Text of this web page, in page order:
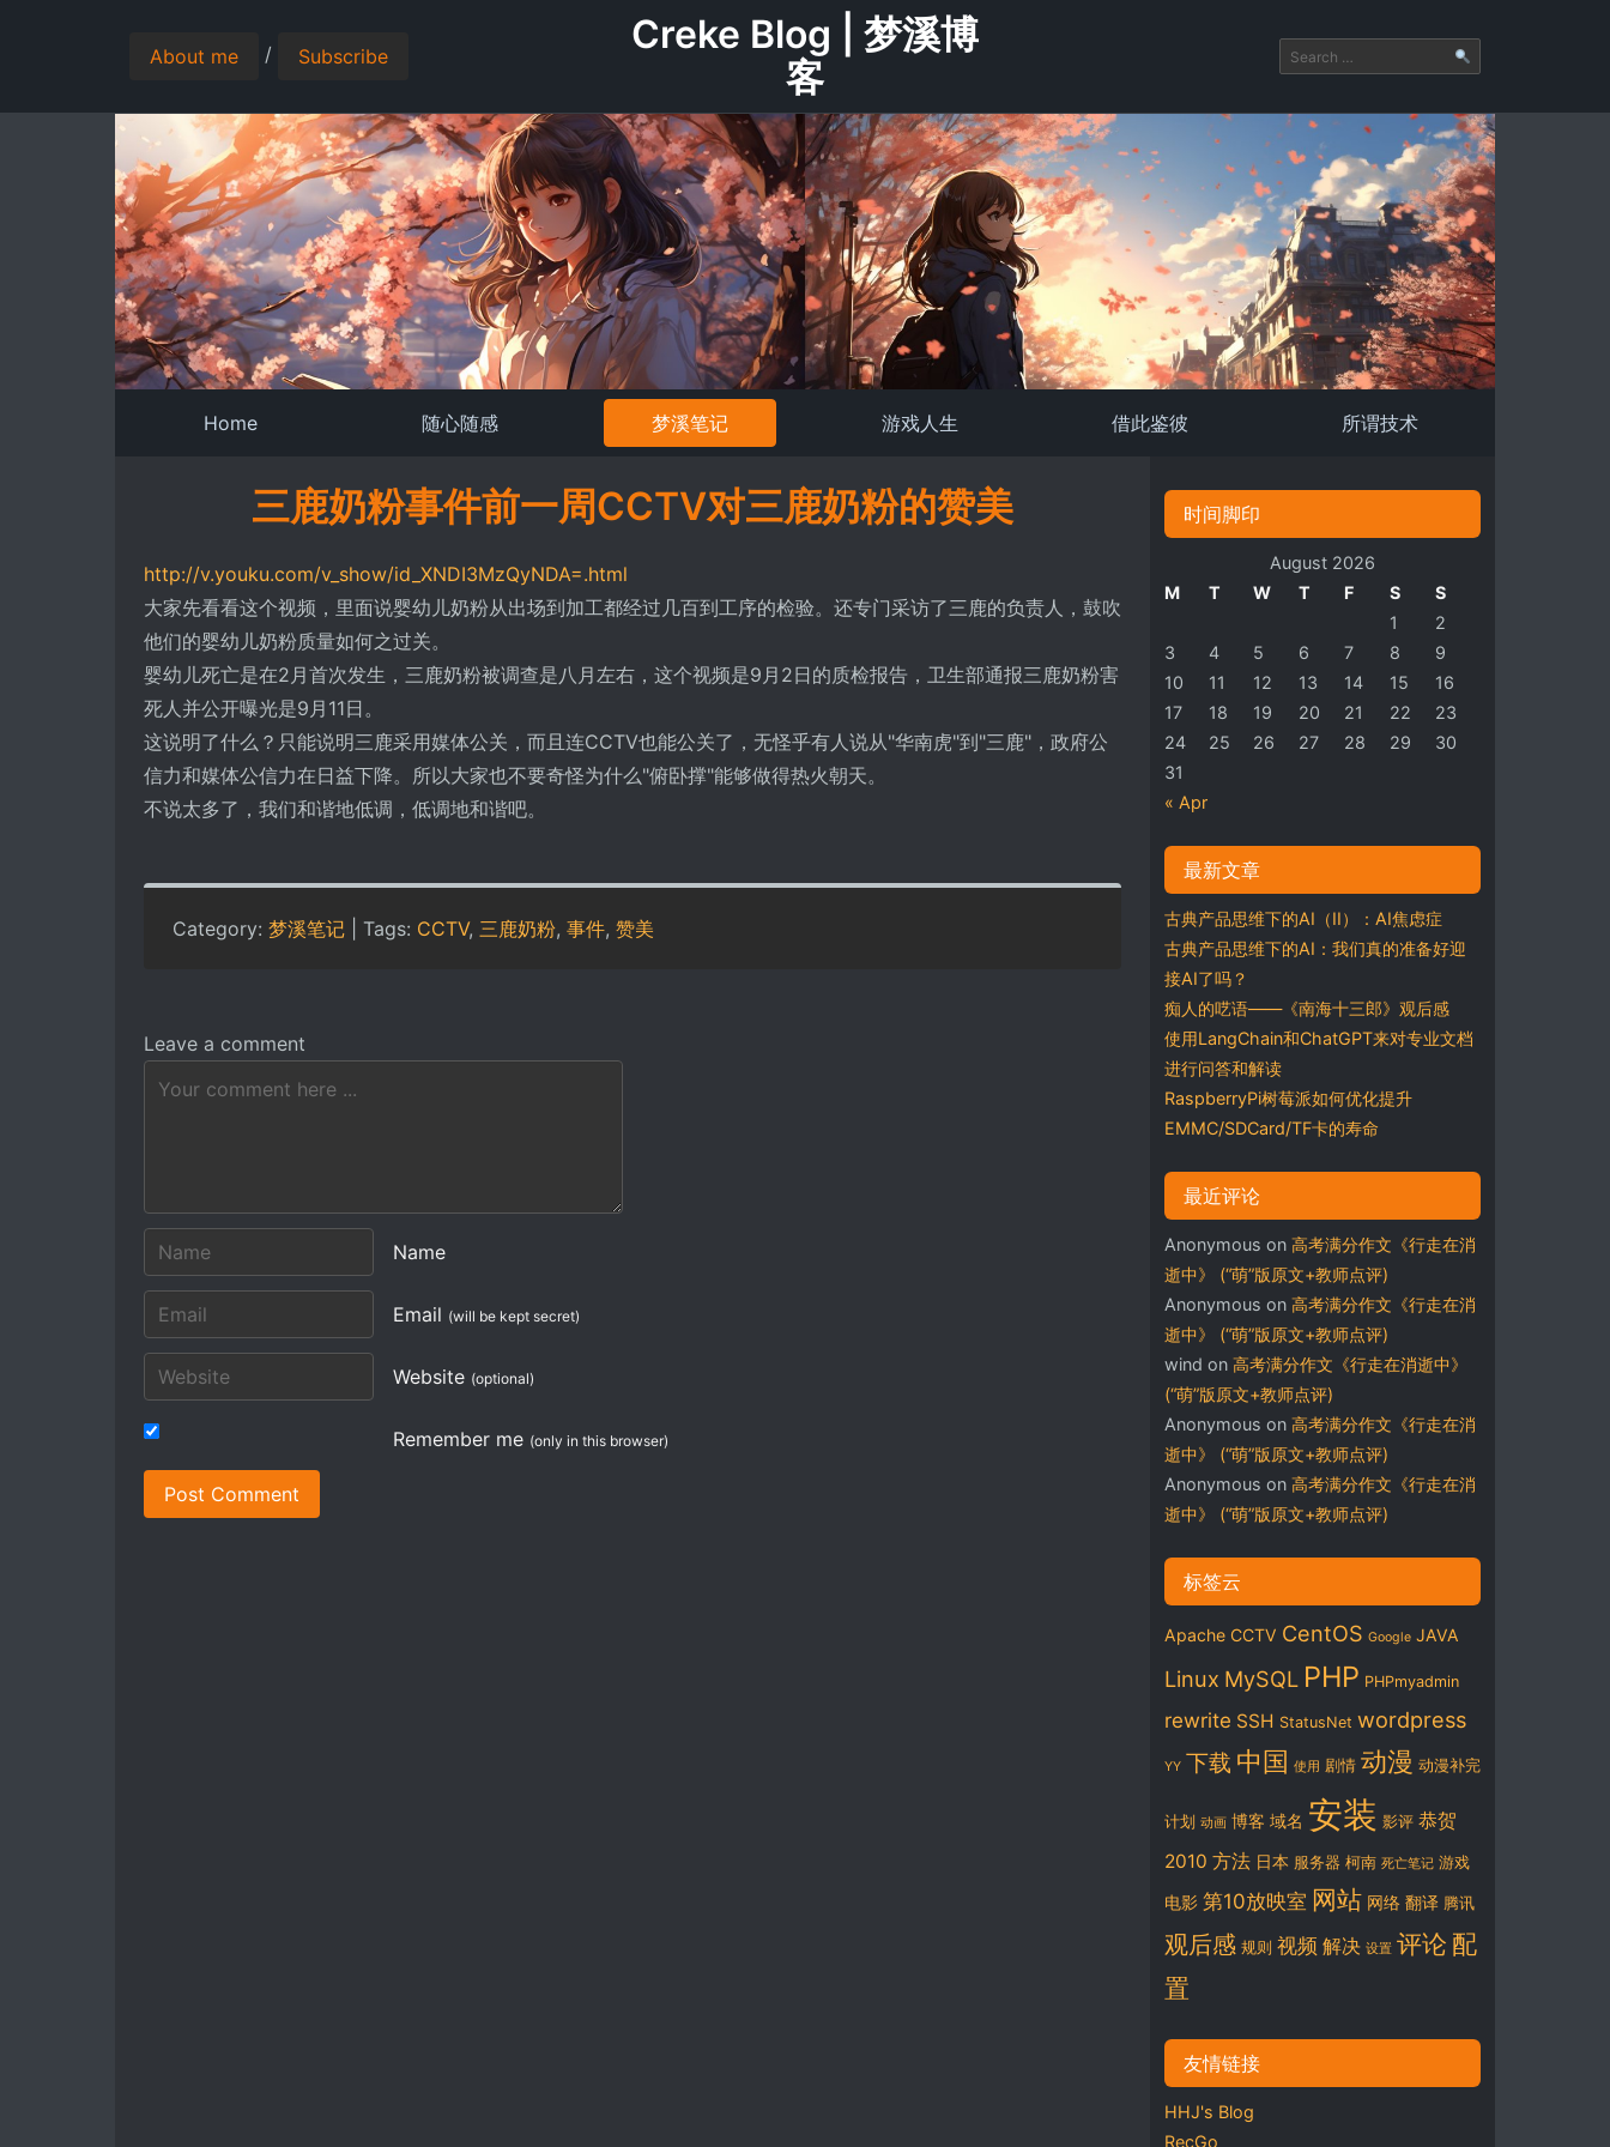
About me / Subscribe
Creke Blog | 梦溪博
客
Home 随心随感 梦溪笔记 游戏人生 借此鉴彼 所谓技术
三鹿奶粉事件前一周CCTV对三鹿奶粉的赞美
http://v.youku.com/v_show/id_XNDI3MzQyNDA=.html
大家先看看这个视频，里面说婴幼儿奶粉从出场到加工都经过几百到工序的检验。还专门采访了三鹿的负责人，鼓吹
他们的婴幼儿奶粉质量如何之过关。
婴幼儿死亡是在2月首次发生，三鹿奶粉被调查是八月左右，这个视频是9月2日的质检报告，卫生部通报三鹿奶粉害
死人并公开曝光是9月11日。
这说明了什么？只能说明三鹿采用媒体公关，而且连CCTV也能公关了，无怪乎有人说从"华南虎"到"三鹿"，政府公
信力和媒体公信力在日益下降。所以大家也不要奇怪为什么"俯卧撑"能够做得热火朝天。
不说太多了，我们和谐地低调，低调地和谐吧。
Category: 梦溪笔记 | Tags: CCTV, 三鹿奶粉, 事件, 赞美
Leave a comment
Name
Email (will be kept secret)
Website (optional)
Remember me (only in this browser)
Post Comment
时间脚印
August 2026
M
T W T F S S
« Apr
1
2
3
4 5 6 7 8
9
10
11 12 13 14 15
16
17
18 19 20 21 22
23
24
25 26 27 28 29
30
31
最新文章
古典产品思维下的AI（II）：AI焦虑症
古典产品思维下的AI：我们真的准备好迎
接AI了吗？
痴人的呓语——《南海十三郎》观后感
使用LangChain和ChatGPT来对专业文档
进行问答和解读
RaspberryPi树莓派如何优化提升
EMMC/SDCard/TF卡的寿命
最近评论
Anonymous on 高考满分作文《行走在消
逝中》 (“萌”版原文+教师点评)
Anonymous on 高考满分作文《行走在消
逝中》 (“萌”版原文+教师点评)
wind on 高考满分作文《行走在消逝中》
(“萌”版原文+教师点评)
Anonymous on 高考满分作文《行走在消
逝中》 (“萌”版原文+教师点评)
Anonymous on 高考满分作文《行走在消
逝中》 (“萌”版原文+教师点评)
标签云
Apache CCTV CentOS Google JAVA
Linux MySQL PHP PHPmyadmin
rewrite SSH StatusNet wordpress
YY 下载 中国 使用 剧情 动漫 动漫补完
计划 动画 博客 域名 安装 影评 恭贺
2010 方法 日本 服务器 柯南 死亡笔记 游戏
电影 第10放映室 网站 网络 翻译 腾讯
观后感 规则 视频 解决 设置 评论 配
置
友情链接
HHJ's Blog
RecGo